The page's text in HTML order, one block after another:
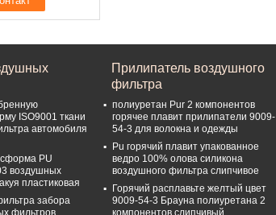
ISO9001 ткани
автомобиля
PU
воздушных
пластиковая
забора
фильтров
Прилипатель воздушного
фильтра
полиуретан Pur 2 компонентов
горячее плавит прилипатели 9009-
54-3 для волокна и одежды
Pu горячий плавит упакованное
ведро 100% олова силикона
воздушного фильтра слипчивое
Горячий расплавьте желтый цвет
9009-54-3 Брауна полиуретана 2
компонентов слипчивый